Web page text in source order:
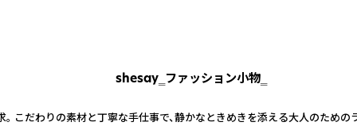
shesay‗ファッション小物‗
こだわりの素材と丁寧な手仕事で、静かなときめきを添える大人のための